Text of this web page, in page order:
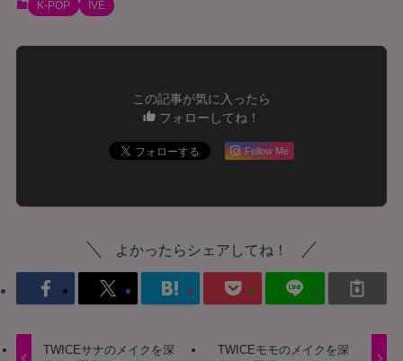
K-POP IVE
この記事が気に入ったら
フォローしてね！
Follow Me
よかったらシェアしてね！
TWICEサナのメイクを深
TWICEモモのメイクを深